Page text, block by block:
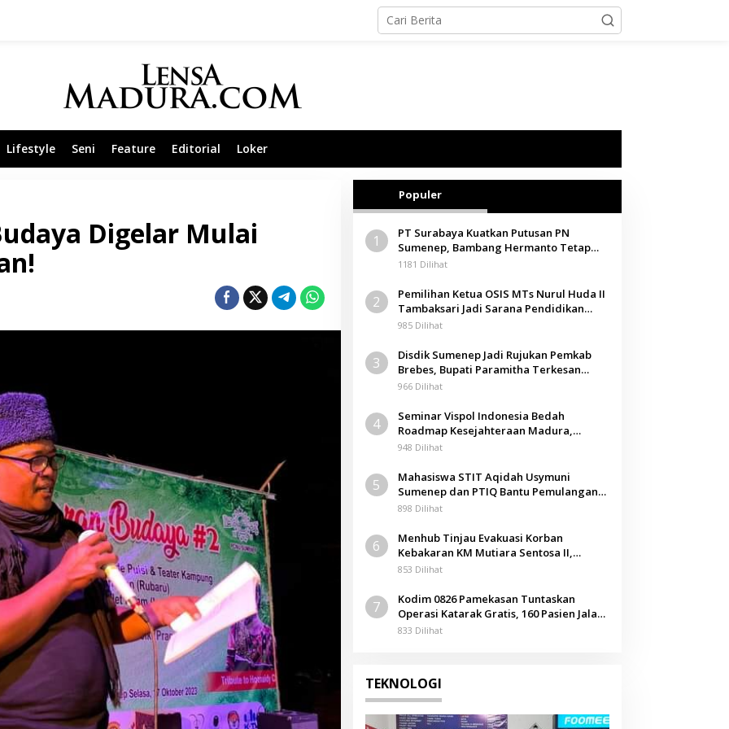
Lifestyle Seni Feature Editorial Loker
Digelar Mulai
Populer
1
PT Surabaya Kuatkan Putusan PN
Sumenep, Bambang Hermanto Tetap
Dinyatakan Pemilik Sah Tanah di
1181 Dilihat
2
Pemilihan Ketua OSIS MTs Nurul Huda II
Tambaksari Jadi Sarana Pendidikan
Demokrasi bagi Siswa
985 Dilihat
3
Disdik Sumenep Jadi Rujukan Pemkab
Brebes, Bupati Paramitha Terkesan
Pendidikan Berbasis Budaya
966 Dilihat
4
Seminar Vispol Indonesia Bedah
Roadmap Kesejahteraan Madura,
Pendidikan dan Hilirisasi Jadi Kunci
948 Dilihat
5
Mahasiswa STIT Aqidah Usymuni
Sumenep dan PTIQ Bantu Pemulangan
Jenazah WNI Asal Aceh di Malaysia
898 Dilihat
6
Menhub Tinjau Evakuasi Korban
Kebakaran KM Mutiara Sentosa II,
Apresiasi Respons Cepat Pemkab
853 Dilihat
7
Kodim 0826 Pamekasan Tuntaskan
Operasi Katarak Gratis, 160 Pasien Jalani
Tindakan Medis
833 Dilihat
TEKNOLOGI